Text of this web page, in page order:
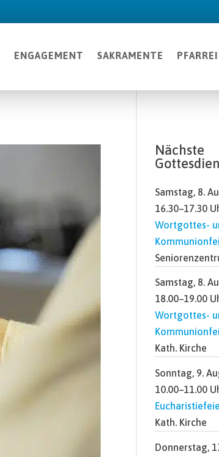
ENGAGEMENT SAKRAMENTE PFARREI
Nächste
Samstag, 8.
16.30–17.30
Wortgottes-
Samstag, 8.
18.00–19.00
Wortgottes-
Kath. Kirche
Sonntag, 9.
10.00–11.00
Kath. Kirche
Donnerstag,